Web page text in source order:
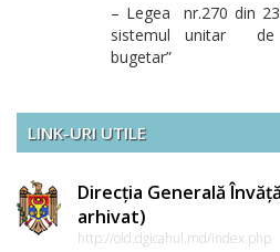
– Legea nr.270 din
sistemul unitar de
bugetar”
LINK-URI UTILE
Direcția Generală
arhivat)
http://old.dgicahul.md/index.php